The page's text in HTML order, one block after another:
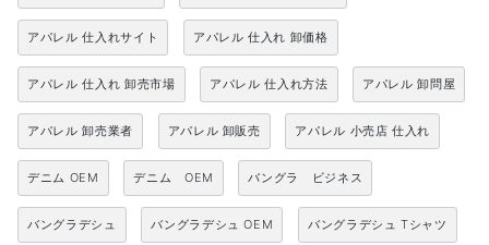
アパレル 仕入れサイト アパレル 仕入れ 卸価格
アパレル 仕入れ 卸売市場 アパレル 仕入れ方法 アパレル 卸問屋
アパレル 卸売業者 アパレル 卸販売 アパレル 小売店 仕入れ
デニム OEM デニム OEM バングラ ビジネス
バングラデシュ バングラデシュ OEM バングラデシュ Tシャツ